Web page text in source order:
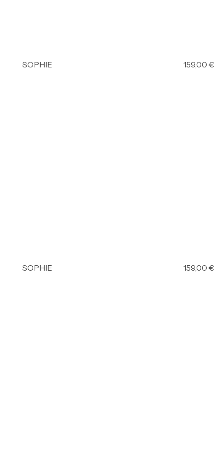
SOPHIE 159,00 €
SOPHIE 159,00 €